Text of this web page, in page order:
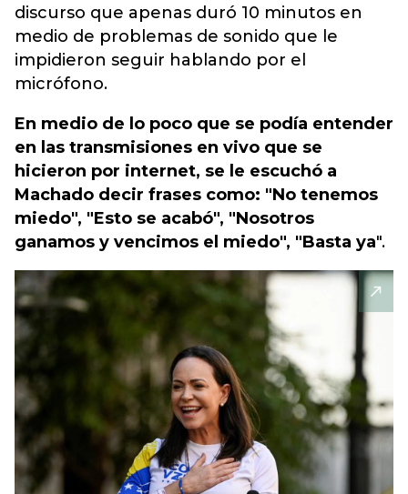
discurso que apenas duró 10 minutos en
medio de problemas de sonido que le
impidieron seguir hablando por el
micrófono.
En medio de lo poco que se podía entender
en las transmisiones en vivo que se
hicieron por internet, se le escuchó a
Machado decir frases como: "No tenemos
miedo", "Esto se acabó", "Nosotros
ganamos y vencimos el miedo", "Basta ya".